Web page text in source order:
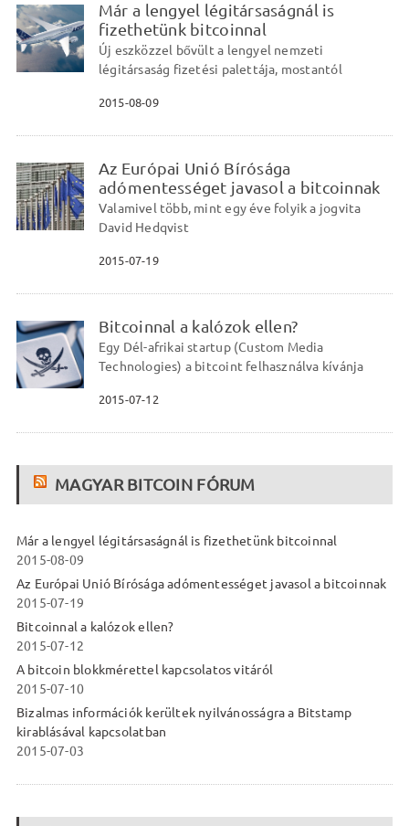
Már a lengyel légitársaságnál is
fizethetünk bitcoinnal
Új eszközzel bővült a lengyel nemzeti
légitársaság fizetési palettája, mostantól
2015-08-09
Az Európai Unió Bírósága
adómentességet javasol a bitcoinnak
Valamivel több, mint egy éve folyik a jogvita
David Hedqvist
2015-07-19
Bitcoinnal a kalózok ellen?
Egy Dél-afrikai startup (Custom Media
Technologies) a bitcoint felhasználva kívánja
2015-07-12
MAGYAR BITCOIN FÓRUM
Már a lengyel légitársaságnál is fizethetünk bitcoinnal
2015-08-09
Az Európai Unió Bírósága adómentességet javasol a bitcoinnak
2015-07-19
Bitcoinnal a kalózok ellen?
2015-07-12
A bitcoin blokkmérettel kapcsolatos vitáról
2015-07-10
Bizalmas információk kerültek nyilvánosságra a Bitstamp
kirablásával kapcsolatban
2015-07-03